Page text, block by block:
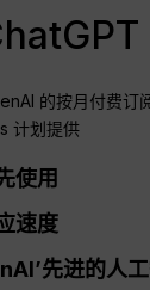
的按月付费订
计划提供
使用
速度
’先进的人